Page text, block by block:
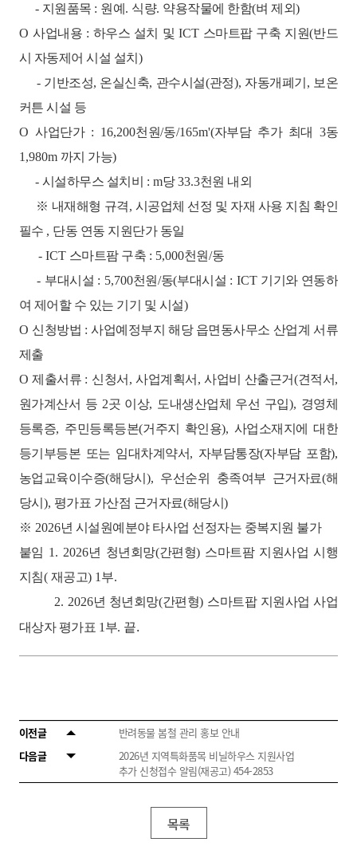
- 지원품목 : 원예 . 식량. 약용작물에 한함(벼 제외)
O사업내용 : 하우스 설치 및 ICT 스마트팝 구축 지원(반드
시 자동제어 시설 설치 )
- 기반조성, 온실신축, 관수시설(관정), 자동개폐기 , 보온
커튼 시설 등
O사업단가 : 16,200천원/동/165m'(자부담 추가 최대 3동
1,980m 까지 가능)
- 시설하무스 설치비 : m당33.3천원 내외
※ 내재해형 규격, 시공업체 선정 및 자재 사용 지침 확인
필수 , 단동 연동 지원단가 동일
- ICT 스마트팜 구축 : 5,000천원/동
- 부대시설 : 5,700천원/동(부대시설 : ICT 기기와 연동하
여 제어할 수 있는 기기 및 시설)
O 신청방법 :사업예정부지 해당 읍면동사무소 산업계 서류
제출
O제출서류 : 신청서 ,사업계획서 ,사업비 산출근거(견적서,
원가계산서 등 2곳 이상, 도내생산업체 우선 구입), 경영체
등록증, 주민등록등본(거주지 확인용), 사업소재지에 대한
등기부등본 또는 임대차계약서, 자부담통장(자부담 포함),
농업교육이수증(해당시 ), 우선순위 충족여부 근거자료(해
당시 ), 평가표 가산점 근거자료(해당시)
※ 2026년 시설원예분야 타사업 선정자는 중복지원 불가
붙임 1. 2026년 청년회망(간편형) 스마트팜 지원사업 시행
지침( 재공고) 1 부.
2. 2026년 청년회망(간편형) 스마트팝 지원사업 사업
대상자 평가표 1 부. 끝.
이전글
반려동물 봄철 관리 홍보 안내
다음글
2026년 지역특화품목 비닐하우스 지원사업
추가 신청접수 알림(재공고) 454-2853
목록